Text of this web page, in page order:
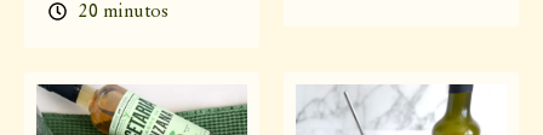
20 minutos